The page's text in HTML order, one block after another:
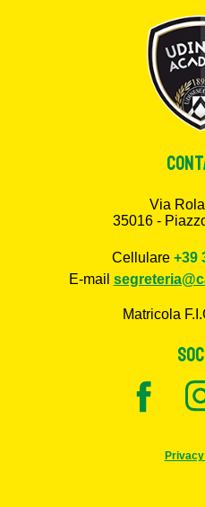
Via
35016 -
Cellulare +39
E-mail
Matricola